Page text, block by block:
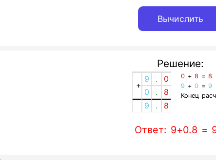
Решение:
+
9 .
0
0
.
8
9
. 8
0 +8 =8
9 +0 =9
Конец
Ответ: 9+0.8 =